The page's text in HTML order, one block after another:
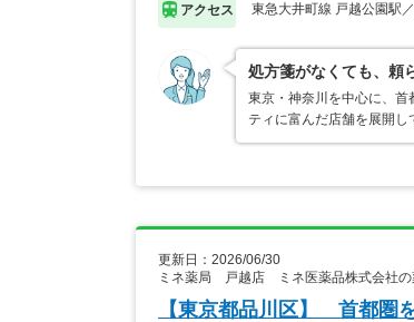
アクセス 東急大井町線 戸越公園駅
処方箋がなくても、頼
東京・神奈川を中心に、
ティに富んだ店舗を展開
更新日：2026/06/30
ミネ薬局 戸越店 ミネ医薬品株式会社の
【東京都品川区】 首都圏